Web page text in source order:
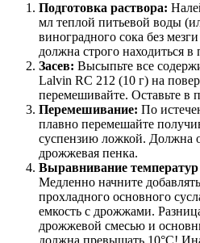
Подготовка раствора:
мл теплой питьевой воды
виноградного сока без
должна строго находиться в
Засев: Высыпьте все
Lalvin RC 212 (10 г) на
перемешивайте. Оставьте в
Перемешивание: По
плавно перемешайте
суспензию ложкой. Должна
дрожжевая пенка.
Выравнивание
Медленно начните
прохладного основного
емкость с дрожжами.
дрожжевой смесью и